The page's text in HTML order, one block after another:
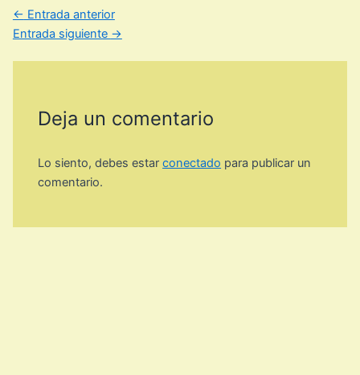
← Entrada anterior
Entrada siguiente →
Deja un comentario
Lo siento, debes estarconectado para publicar un
comentario.